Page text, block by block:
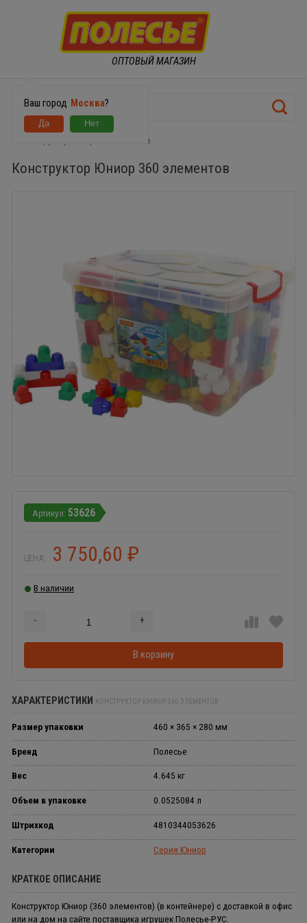
ОПТОВЫЙ МАГАЗИН
Ваш город Москва?
Конструктор Юниор 360 элементов
Конструктор Юниор 360 элементов
53626
ЦЕНА: 3 750,60 ₽
В наличии
- +
В корзину
ХАРАКТЕРИСТИКИ КОНСТРУКТОР ЮНИОР 360 ЭЛЕМЕНТОВ
Размер упаковки 460 × 365 × 280 мм
Бренд Полесье
Вес 4.645 кг
Объем в упаковке 0.0525084 л
Штрихкод 4810344053626
Категории Серия Юниор
КРАТКОЕ ОПИСАНИЕ
Конструктор Юниор (360 элементов) (в контейнере) с доставкой в офис
или на дом на сайте поставщика игрушек Полесье-РУС.